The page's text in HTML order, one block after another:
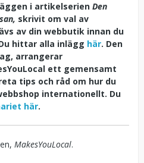
i artikelserien Den
skrivit om val av
av din webbutik innan du
hittar alla inlägg här. Den
arrangerar
ett gemensamt
tips och råd om hur du
internationellt. Du
här.
MakesYouLocal.